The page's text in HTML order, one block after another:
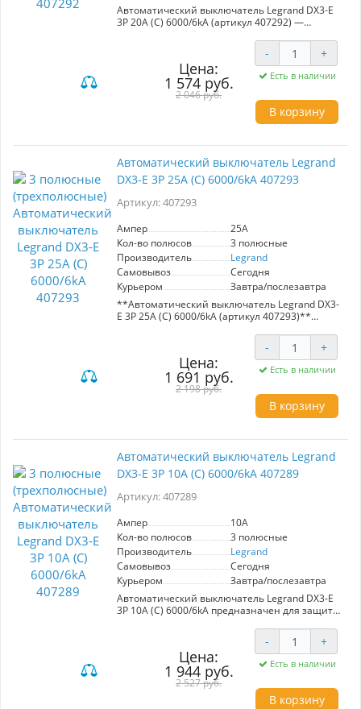
Автоматический выключатель Legrand DX3-E
3P 20А (С) 6000/6kA (артикул 407292) —
электрической сети вашего дома. С
номинальным током 20А и максимальным
током отключения 6кA, он эффективно
предотвращает повреждения оборудования от
перенапряжений, превышения мощности и
ситуаций, где требуется безопасное
подключение трехфазных систем, например, в
жилых домах, офисах или производственных
помещениях. Обеспечивая стабильность и
электроэнергии, он является необходимым
Legrand — это гарантия качества и
надежности.
Цена:
1 574 руб.
2 046 руб.
- +
Есть в наличии
В корзину
Автоматический выключатель Legrand
DX3-E 3P 25А (С) 6000/6kA 407293
Артикул: 407293
Ампер
25A
Кол-во полюсов
3 полюсные
Производитель
Legrand
Самовывоз
Сегодня
Курьером
Завтра/послезавтра
**Автоматический выключатель Legrand DX3-
E 3P 25А (С) 6000/6kA (артикул 407293)**
Автоматический выключатель Legrand DX3-E
обеспечивает надежную защиту
электрической сети от перенапряжений,
превышения номинальной мощности (25A) и
коротких замыканий. Поддерживает
подключение до 3 фаз, что делает его
идеальным решением для комплексной
максимальным током отключения 6kA, серия
DX гарантирует высокую степень
безопасности и надежности работы системы
электроснабжения.
Цена:
1 691 руб.
2 198 руб.
- +
Есть в наличии
В корзину
Автоматический выключатель Legrand
DX3-E 3P 10А (С) 6000/6kA 407289
Артикул: 407289
Ампер
10A
Кол-во полюсов
3 полюсные
Производитель
Legrand
Самовывоз
Сегодня
Курьером
Завтра/послезавтра
Автоматический выключатель Legrand DX3-E
3P 10А (С) 6000/6kA предназначен для защиты
коротких замыканий. Номинальный ток 10А,
максимальный ток отключения 6кA.
Подключение до 3 фаз обеспечивает
надежную защиту для всех потребителей
электроэнергии в вашем доме. Идеально
подходит для установки в жилых и
Цена:
1 944 руб.
2 527 руб.
- +
Есть в наличии
В корзину